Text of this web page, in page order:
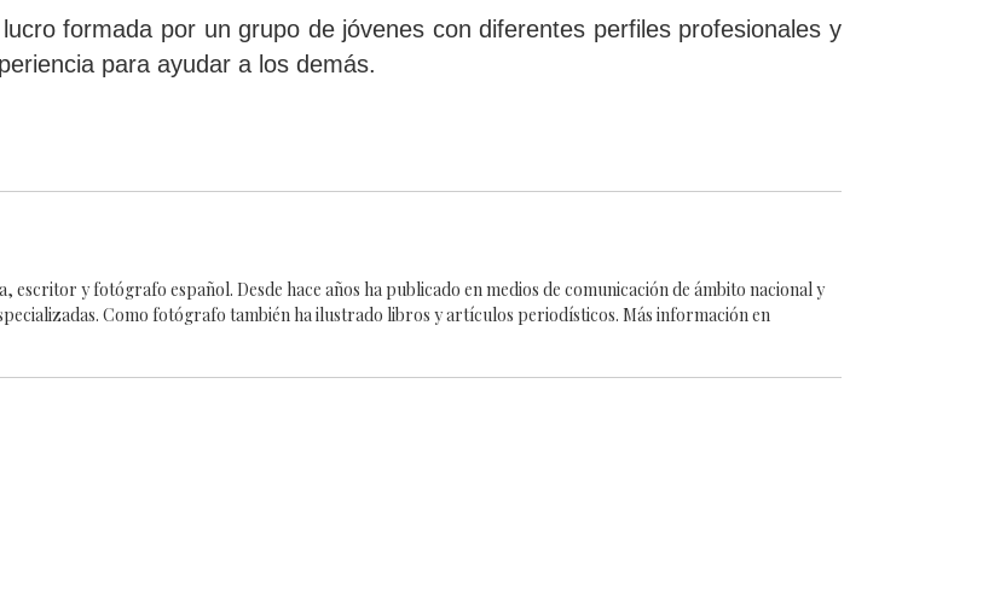
formada por un grupo de jóvenes con diferentes perfiles profesionales y
para ayudar a los demás.
escritor y fotógrafo español. Desde hace años ha publicado en medios de comunicación de ámbito nacional y
Como fotógrafo también ha ilustrado libros y artículos periodísticos. Más información en